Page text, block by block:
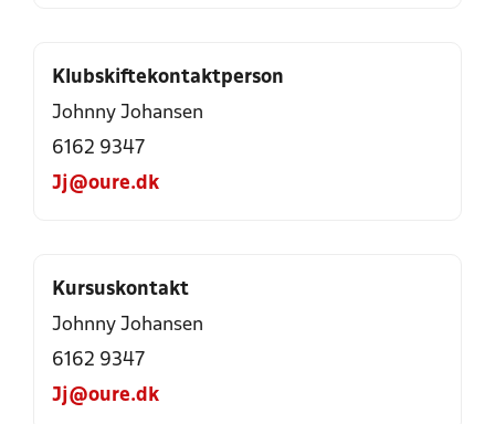
Klubskiftekontaktperson
Johnny Johansen
6162 9347
Jj@oure.dk
Kursuskontakt
Johnny Johansen
6162 9347
Jj@oure.dk